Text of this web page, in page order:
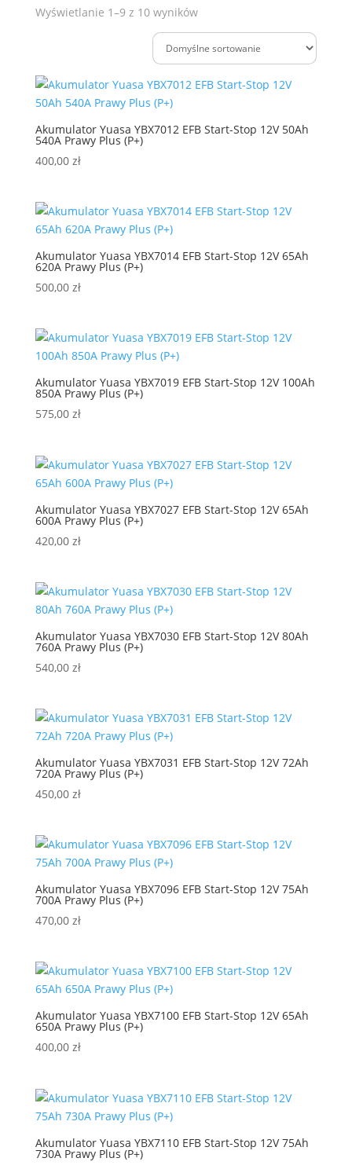
Wyświetlanie 1–9 z 10 wyników
Akumulator Yuasa YBX7012 EFB Start-Stop 12V 50Ah
540A Prawy Plus (P+)
400,00 zł
Akumulator Yuasa YBX7014 EFB Start-Stop 12V 65Ah
620A Prawy Plus (P+)
500,00 zł
Akumulator Yuasa YBX7019 EFB Start-Stop 12V 100Ah
850A Prawy Plus (P+)
575,00 zł
Akumulator Yuasa YBX7027 EFB Start-Stop 12V 65Ah
600A Prawy Plus (P+)
420,00 zł
Akumulator Yuasa YBX7030 EFB Start-Stop 12V 80Ah
760A Prawy Plus (P+)
540,00 zł
Akumulator Yuasa YBX7031 EFB Start-Stop 12V 72Ah
720A Prawy Plus (P+)
450,00 zł
Akumulator Yuasa YBX7096 EFB Start-Stop 12V 75Ah
700A Prawy Plus (P+)
470,00 zł
Akumulator Yuasa YBX7100 EFB Start-Stop 12V 65Ah
650A Prawy Plus (P+)
400,00 zł
Akumulator Yuasa YBX7110 EFB Start-Stop 12V 75Ah
730A Prawy Plus (P+)